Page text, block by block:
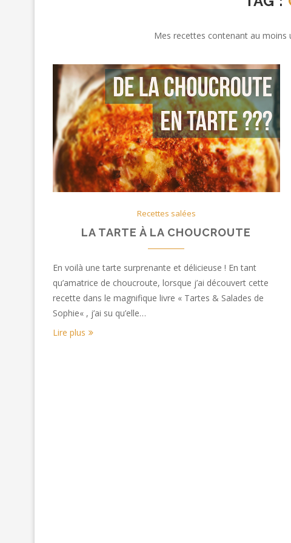
Mes recettes contenant au moins
Recettes salées
LA TARTE À LA CHOUCROUTE
En voilà une tarte surprenante et délicieuse ! En tant
qu’amatrice de choucroute, lorsque j’ai découvert cette
recette dans le magnifique livre « Tartes & Salades de
Sophie« , j’ai su qu’elle…
Lire plus